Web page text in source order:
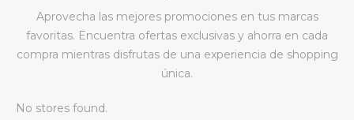
Aprovecha las mejores promociones en tus marcas
favoritas. Encuentra ofertas exclusivas y ahorra en cada
compra mientras disfrutas de una experiencia de shopping
única.
No stores found.